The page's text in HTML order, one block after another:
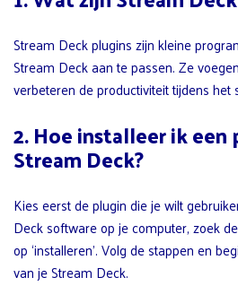
Stream Deck plugins zijn kleine
Stream Deck aan te passen. Ze
verbeteren de productiviteit tijdens het
2. Hoe installeer ik
Stream Deck?
Kies eerst de plugin die je wilt
Deck software op je computer, zoek
op ‘installeren’. Volg de stappen en
van je Stream Deck.